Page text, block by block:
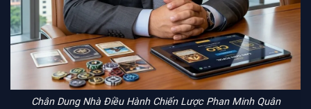
Chân Dung Nhà Điều Hành Chiến Lược Phan Minh Quân